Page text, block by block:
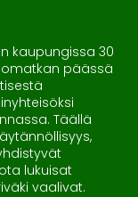
kaupungissa 30
päässä
Täällä
lukuisat
vaalivat.